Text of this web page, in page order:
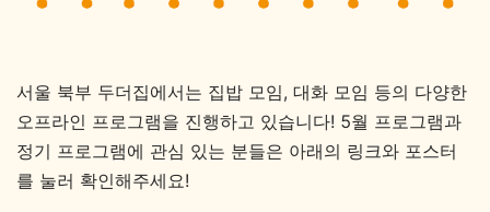
서울 북부 두더집에서는 집밥 모임, 대화 모임 등의 다양한
오프라인 프로그램을 진행하고 있습니다! 5월 프로그램과
정기 프로그램에 관심 있는 분들은 아래의 링크와 포스터
를 눌러 확인해주세요!